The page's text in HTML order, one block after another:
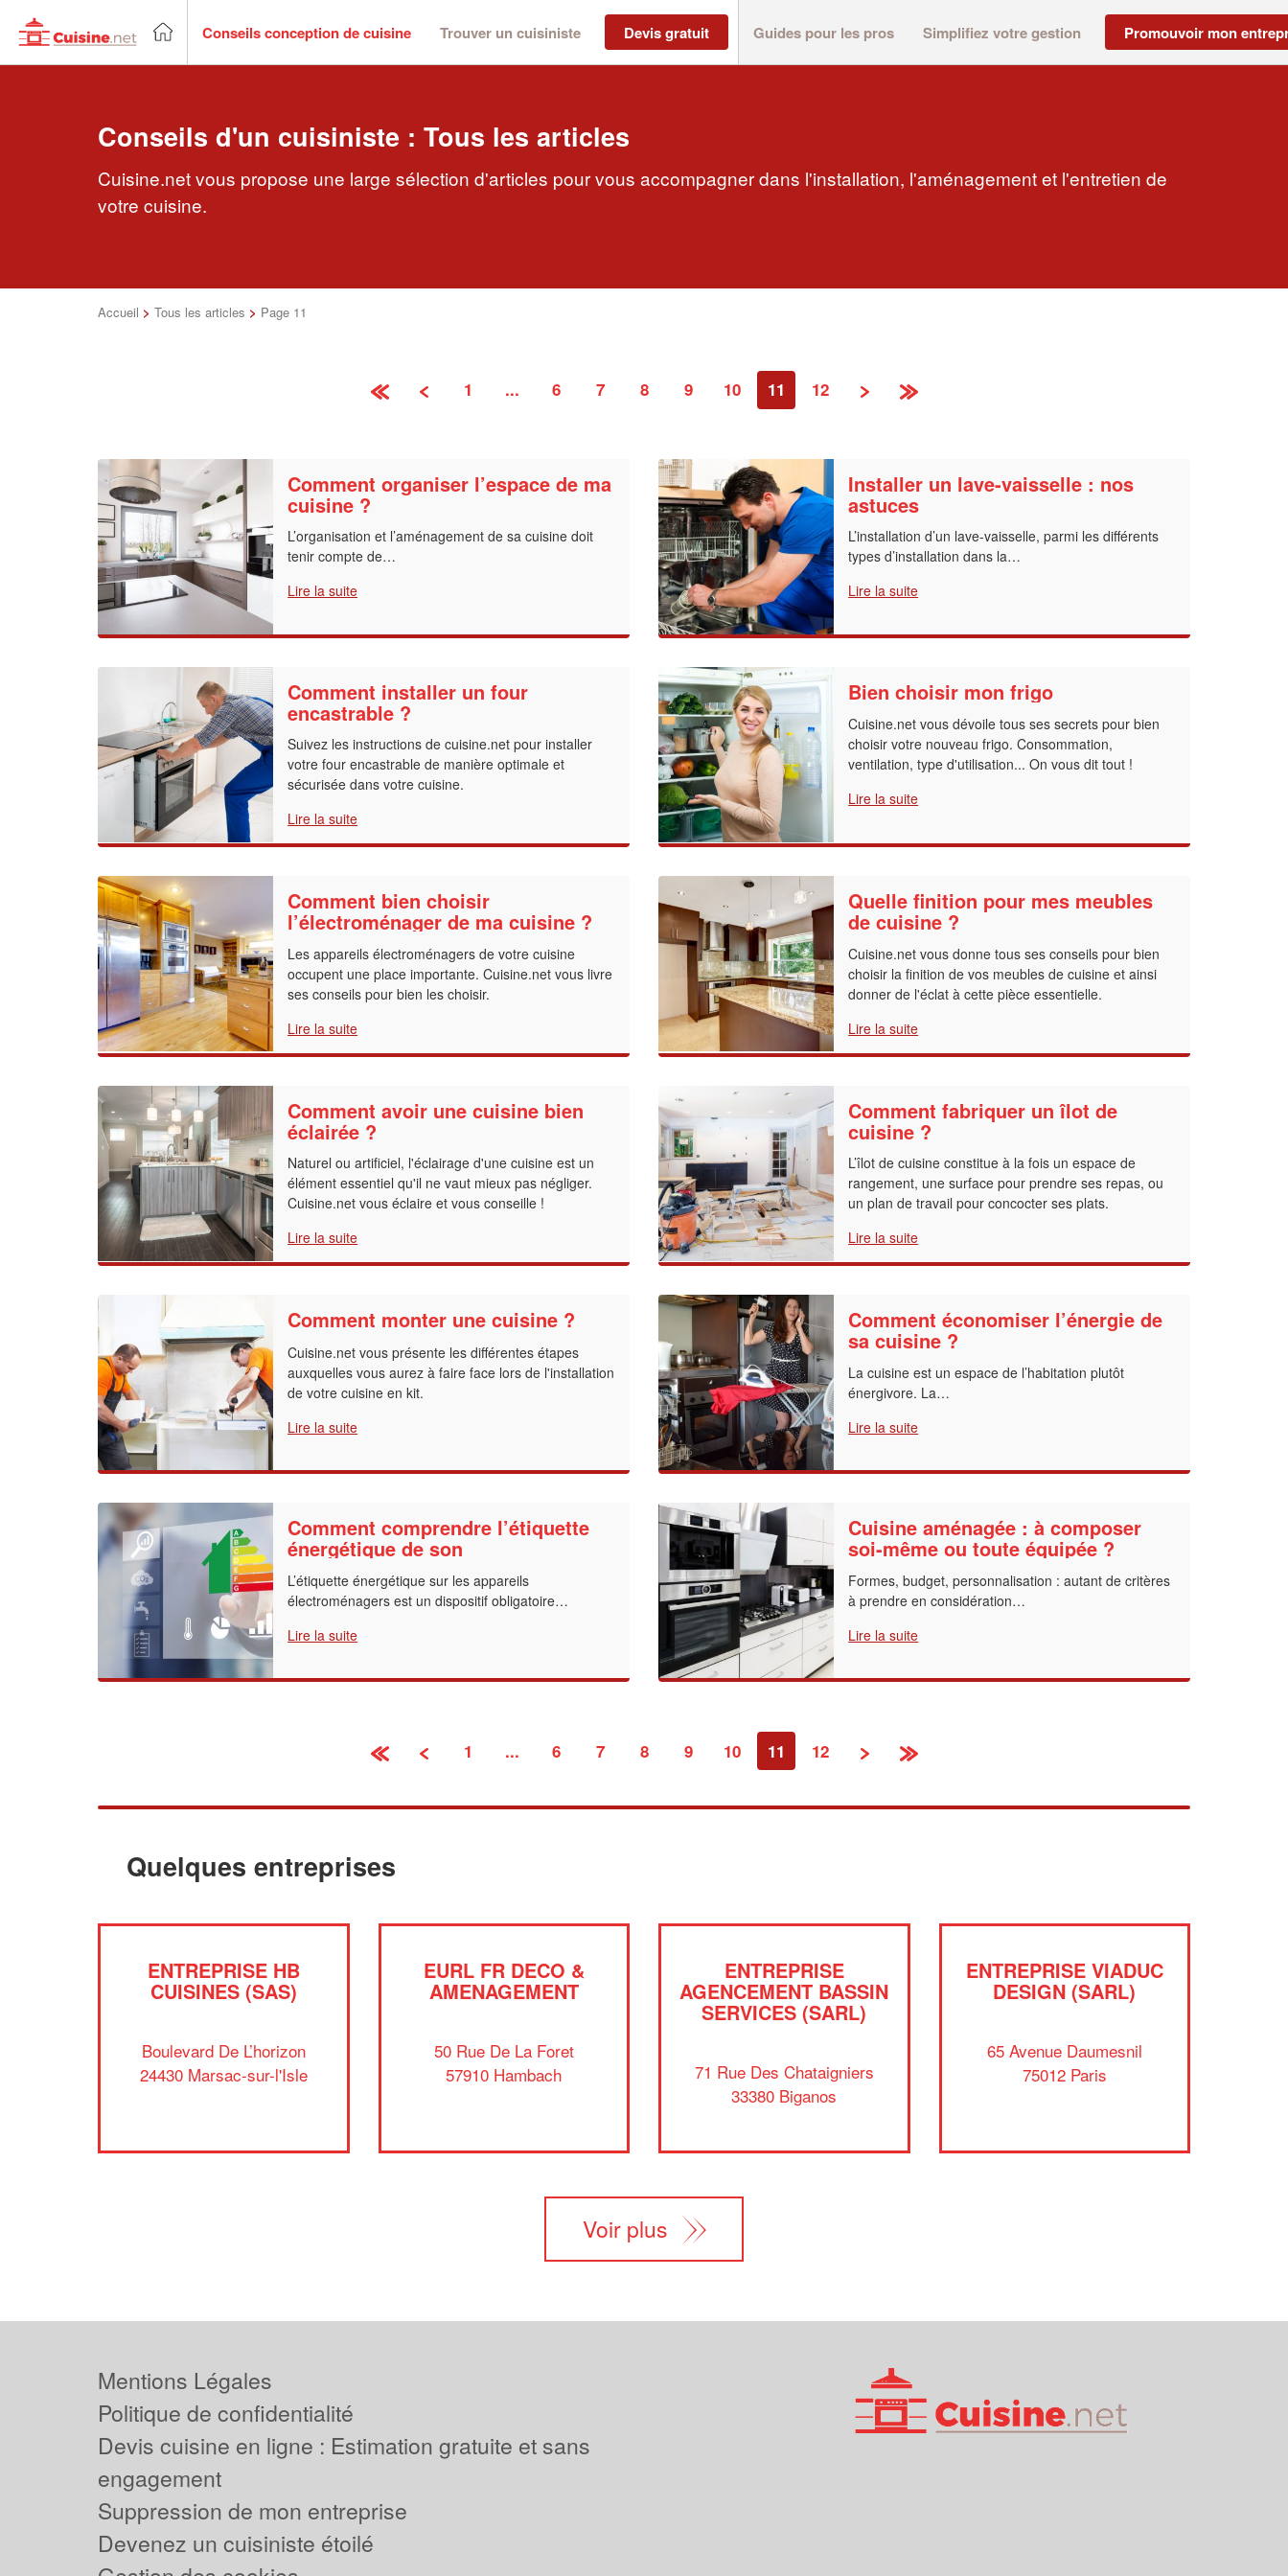
Conseils conception de cuisine Trouver un cuisiniste Devis gratuit Guides pour les pros Simplifiez votre gestion Promouvoir mon
Conseils d'un cuisiniste : Tous les articles
Cuisine.net vous propose une large sélection d'articles pour vous accompagner dans l'installation, l'aménagement et l'entretien de
votre cuisine.
Accueil > Tous les articles > Page 11
« ‹ 1 ... 6 7 8 9 10 11 12 › »
Comment organiser l’espace de ma
cuisine ?
L’organisation et l’aménagement de sa cuisine doit
tenir compte de…
Lire la suite
Installer un lave-vaisselle : nos
astuces
L’installation d’un lave-vaisselle, parmi les différents
types d’installation dans la…
Lire la suite
Comment installer un four
encastrable ?
Suivez les instructions de cuisine.net pour installer
votre four encastrable de manière optimale et
sécurisée dans votre cuisine.
Lire la suite
Bien choisir mon frigo
Cuisine.net vous dévoile tous ses secrets pour bien
choisir votre nouveau frigo. Consommation,
ventilation, type d'utilisation... On vous dit tout !
Lire la suite
Comment bien choisir
l’électroménager de ma cuisine ?
Les appareils électroménagers de votre cuisine
occupent une place importante. Cuisine.net vous livre
ses conseils pour bien les choisir.
Lire la suite
Quelle finition pour mes meubles
de cuisine ?
Cuisine.net vous donne tous ses conseils pour bien
choisir la finition de vos meubles de cuisine et ainsi
donner de l'éclat à cette pièce essentielle.
Lire la suite
Comment avoir une cuisine bien
éclairée ?
Naturel ou artificiel, l'éclairage d'une cuisine est un
élément essentiel qu'il ne vaut mieux pas négliger.
Cuisine.net vous éclaire et vous conseille !
Lire la suite
Comment fabriquer un îlot de
cuisine ?
L’îlot de cuisine constitue à la fois un espace de
rangement, une surface pour prendre ses repas, ou
un plan de travail pour concocter ses plats.
Lire la suite
Comment monter une cuisine ?
Cuisine.net vous présente les différentes étapes
auxquelles vous aurez à faire face lors de l'installation
de votre cuisine en kit.
Lire la suite
Comment économiser l’énergie de
sa cuisine ?
La cuisine est un espace de l’habitation plutôt
énergivore. La…
Lire la suite
Comment comprendre l’étiquette
énergétique de son
électroménager ?
L’étiquette énergétique sur les appareils
électroménagers est un dispositif obligatoire…
Lire la suite
Cuisine aménagée : à composer
soi-même ou toute équipée ?
Formes, budget, personnalisation : autant de critères
à prendre en considération…
Lire la suite
« ‹ 1 ... 6 7 8 9 10 11 12 › »
Quelques entreprises
ENTREPRISE HB
CUISINES (SAS)
Boulevard De L’horizon
24430 Marsac-sur-l'Isle
EURL FR DECO &
AMENAGEMENT
50 Rue De La Foret
57910 Hambach
ENTREPRISE
AGENCEMENT BASSIN
SERVICES (SARL)
71 Rue Des Chataigniers
33380 Biganos
ENTREPRISE VIADUC
DESIGN (SARL)
65 Avenue Daumesnil
75012 Paris
Voir plus
Vous êtes un
vosmargestout en gagnant de
nouveaux clients
Mentions Légales
Politique de confidentialité
Devis cuisine en ligne : Estimation gratuite et sans
engagement
Suppression de mon entreprise
Devenez un cuisiniste étoilé